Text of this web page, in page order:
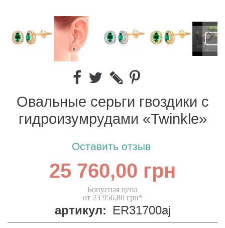
Овальные серьги гвоздики с
гидроизумрудами «Twinkle»
Оставить отзыв
25 760,00 грн
Бонусная цена
от 23 956,80 грн*
артикул: ER31700aj